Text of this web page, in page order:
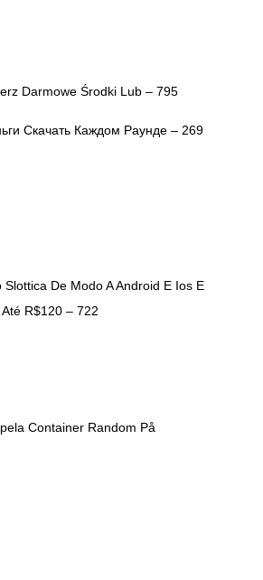
Darmowe Środki Lub – 795
Скачать Каждом Раунде – 269
Slottica De Modo A Android E Ios E
R$120 – 722
Container Random På